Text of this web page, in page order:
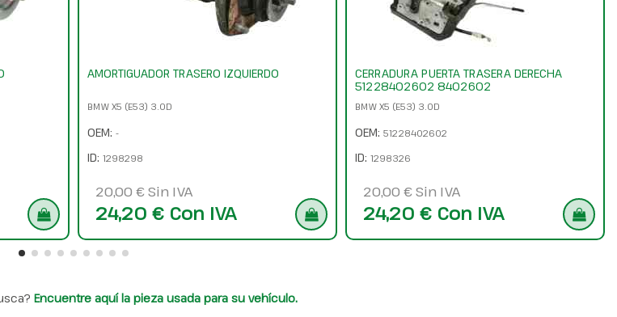
AMORTIGUADOR TRASERO IZQUIERDO
BMW X5 (E53) 3.0D
OEM: -
ID: 1298298
20,00 € Sin IVA
24,20 € Con IVA
CERRADURA PUERTA TRASERA DERECHA
51228402602 8402602
BMW X5 (E53) 3.0D
OEM: 51228402602
ID: 1298326
20,00 € Sin IVA
24,20 € Con IVA
Encuentre aquí la pieza usada para su vehículo.